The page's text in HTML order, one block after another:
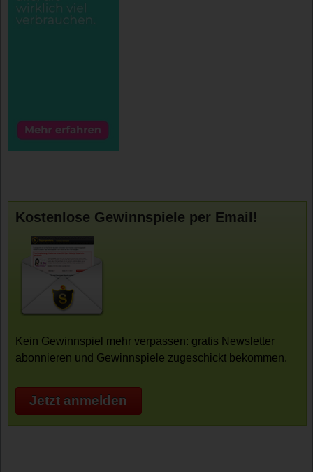
Kostenlose Gewinnspiele per Email!
Kein Gewinnspiel mehr verpassen: gratis Newsletter
abonnieren und Gewinnspiele zugeschickt bekommen.
Jetzt anmelden